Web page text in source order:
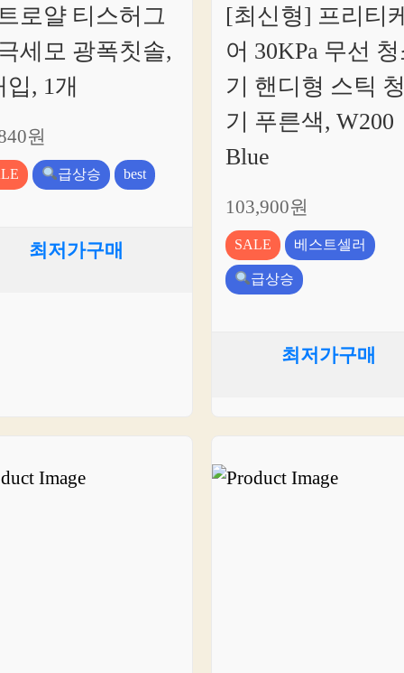
로얄 티스허그
세모 광폭칫솔,
입, 1개
원
급상승 best
최저가구매
[최신형] 프리티
어 30KPa 무선
기 핸디형 스틱
기 푸른색, W200
Blue
103,900원
SALE
베스트셀러
급상승
최저가구매